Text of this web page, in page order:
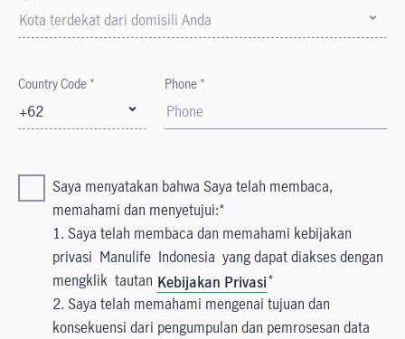
Kota terdekat dari domisili Anda
Country Code *
+62
Phone *
Saya menyatakan bahwa Saya telah membaca,
memahami dan menyetujui:
1. Saya telah membaca dan memahami kebijakan
privasi Manulife Indonesia yang dapat diakses dengan
mengklik tautan Kebijakan Privasi
2. Saya telah memahami mengenai tujuan dan
konsekuensi dari pengumpulan dan pemrosesan data